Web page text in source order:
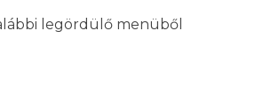
legördülő menüből